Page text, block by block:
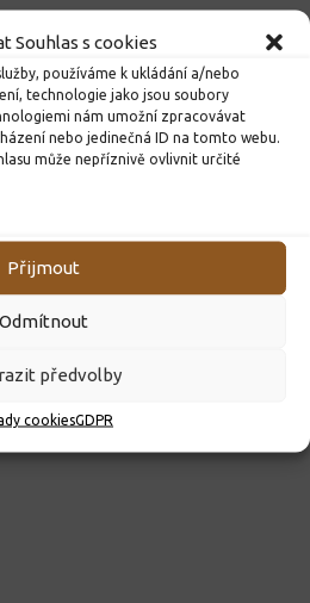
Souhlas s cookies
používáme k ukládání a/nebo
technologie jako jsou soubory
nám umožní zpracovávat
nebo jedinečná ID na tomto webu.
může nepříznivě ovlivnit určité
Přijmout
Odmítnout
předvolby
cookiesGDPR
ViberPrintShare
příspěvek
plní přání
ZAJÍMAT...